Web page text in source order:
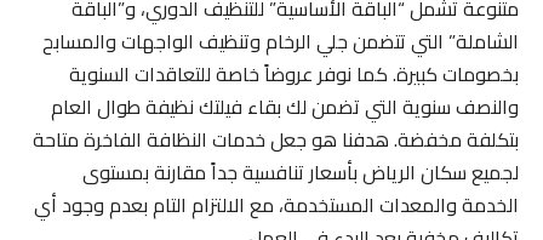
متنوعة تشمل “الباقة الأساسية” للتنظيف الدوري، و”الباقة
الشاملة” التي تتضمن جلي الرخام وتنظيف الواجهات والمسابح
بخصومات كبيرة. كما نوفر عروضاً خاصة للتعاقدات السنوية
والنصف سنوية التي تضمن لك بقاء فيلتك نظيفة طوال العام
بتكلفة مخفضة. هدفنا هو جعل خدمات النظافة الفاخرة متاحة
لجميع سكان الرياض بأسعار تنافسية جداً مقارنة بمستوى
الخدمة والمعدات المستخدمة، مع الالتزام التام بعدم وجود أي